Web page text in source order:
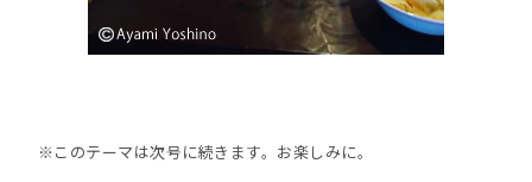
※このテーマは次号に続きます。お楽しみに。